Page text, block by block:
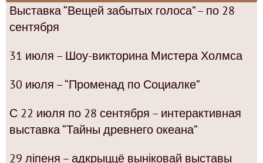
Выставка “Вещей забытых голоса” – по 28
сентября
31 июля – Шоу-викторина Мистера Холмса
30 июля – “Променад по Социалке”
С 22 июля по 28 сентября – интерактивная
выставка “Тайны древнего океана”
29 ліпеня – адкрыццё выніковай выставы